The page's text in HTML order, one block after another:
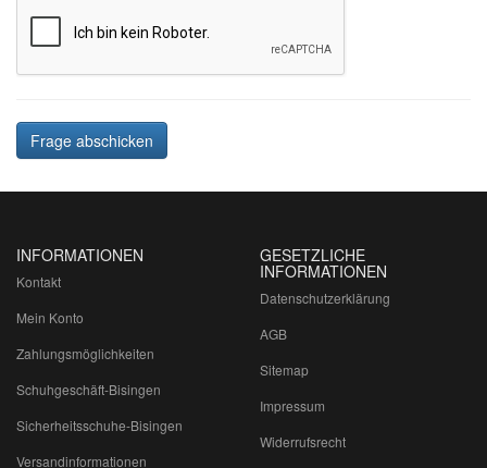
Frage abschicken
INFORMATIONEN
Kontakt
Mein Konto
Zahlungsmöglichkeiten
Schuhgeschäft-Bisingen
Sicherheitsschuhe-Bisingen
Versandinformationen
GESETZLICHE
INFORMATIONEN
Datenschutzerklärung
AGB
Sitemap
Impressum
Widerrufsrecht